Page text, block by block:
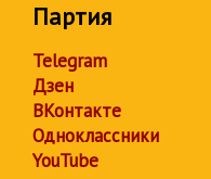
Партия
Telegram
Дзен
ВКонтакте
Одноклассники
YouTube